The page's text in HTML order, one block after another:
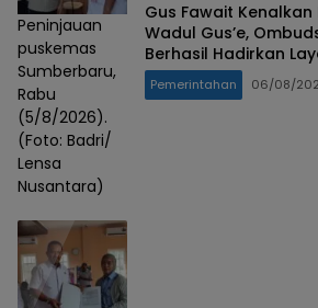
Peninjauan
puskemas
Sumberbaru,
Rabu
(5/8/2026).
(Foto: Badri/
Lensa
Nusantara)
Gus Fawait
Wadul Gus’e,
Berhasil Hadirkan
Pemerintahan 06/08/